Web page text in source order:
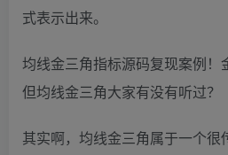
式表示出来。
均线金三角指标源码复现案例！
但均线金三角大家有没有听过？
其实啊，均线金三角属于一个很